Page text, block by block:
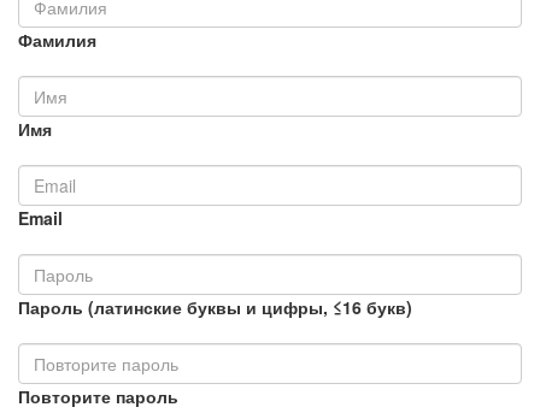
Фамилия
Имя
Email
Пароль (латинские буквы и цифры, ≤16 букв)
Повторите пароль